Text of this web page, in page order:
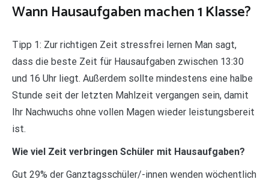
Wann Hausaufgaben machen 1 Klasse?
Tipp 1: Zur richtigen Zeit stressfrei lernen Man sagt,
dass die beste Zeit für Hausaufgaben zwischen 13:30
und 16 Uhr liegt. Außerdem sollte mindestens eine halbe
Stunde seit der letzten Mahlzeit vergangen sein, damit
Ihr Nachwuchs ohne vollen Magen wieder leistungsbereit
ist.
Wie viel Zeit verbringen Schüler mit Hausaufgaben?
Gut 29% der Ganztagsschüler/-innen wenden wöchentlich